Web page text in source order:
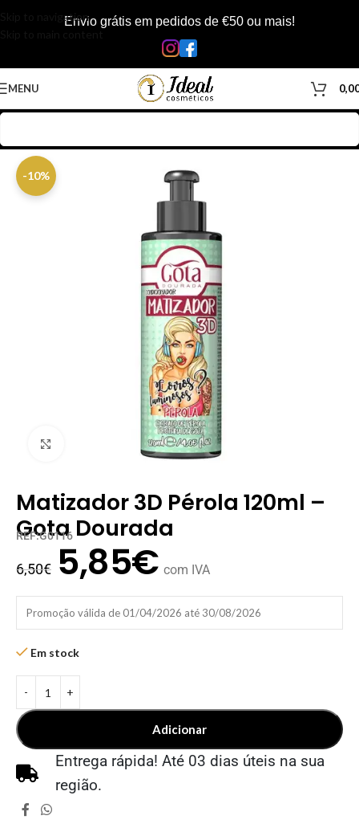
Skip to navigationEnvio grátis em pedidos de €50 ou mais!
MENU
-10%
Clique para ampliar
Matizador 3D Pérola 120ml –
Gota Dourada
REF:G0116
6,50€ 5,85€ com IVA
Promoção válida de 01/04/2026 até 30/08/2026
Em stock
Adicionar
Entrega rápida! Até 03 dias úteis na sua
região.